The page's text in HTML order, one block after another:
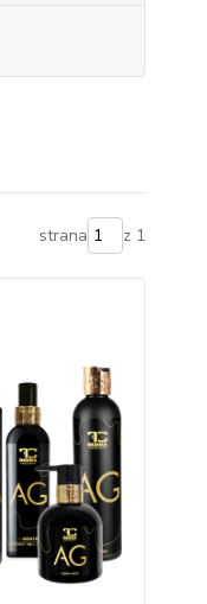
strana z 1